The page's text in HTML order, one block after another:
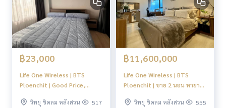
฿23,000
Life One Wireless | BTS
Ploenchit | Good Price,
#HL วิทยุ ชิดลม หลังสวน 517
฿11,600,000
Life One Wireless | BTS
Ploenchit | ขาย 2 นอน หายาก
วิทยุ ชิดลม หลังสวน
555